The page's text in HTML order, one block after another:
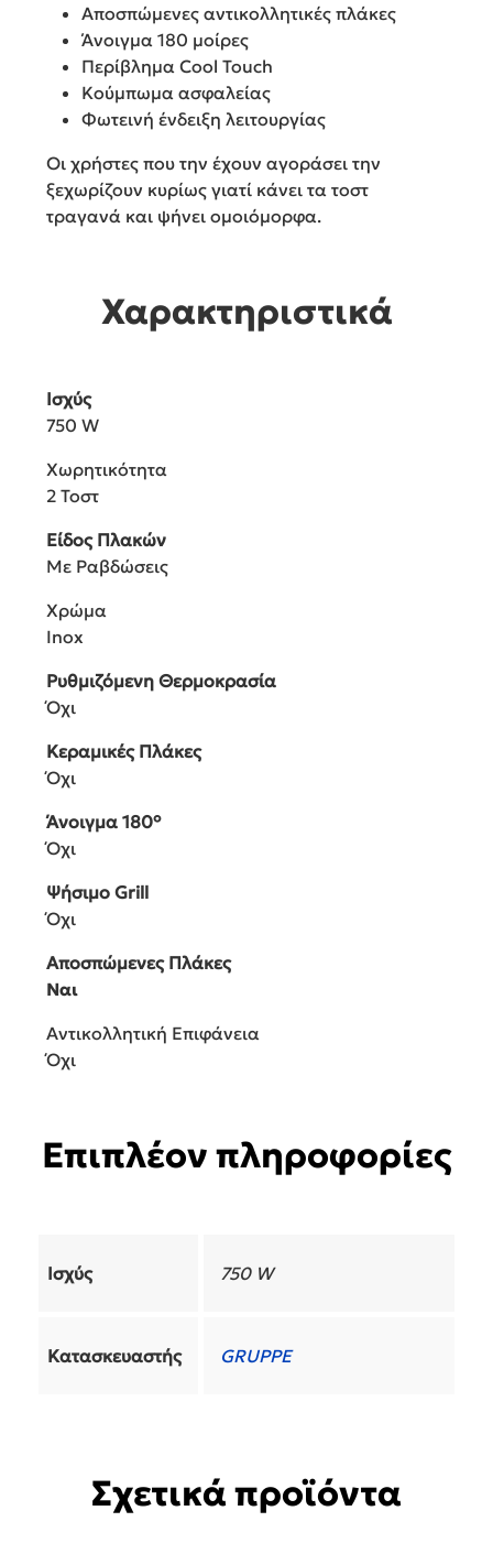
Αποσπώμενες αντικολλητικές πλάκες
Άνοιγμα 180 μοίρες
Περίβλημα Cool Touch
Κούμπωμα ασφαλείας
Φωτεινή ένδειξη λειτουργίας
Οι χρήστες που την έχουν αγοράσει την
ξεχωρίζουν κυρίως γιατί κάνει τα τοστ
τραγανά και ψήνει ομοιόμορφα.
Χαρακτηριστικά
Ισχύς
750 W
Χωρητικότητα
2 Τοστ
Είδος Πλακών
Με Ραβδώσεις
Χρώμα
Inox
Ρυθμιζόμενη Θερμοκρασία
Όχι
Κεραμικές Πλάκες
Όχι
Άνοιγμα 180°
Όχι
Ψήσιμο Grill
Όχι
Αποσπώμενες Πλάκες
Ναι
Αντικολλητική Επιφάνεια
Όχι
Επιπλέον πληροφορίες
Ισχύς 750 W
Κατασκευαστής GRUPPE
Σχετικά προϊόντα